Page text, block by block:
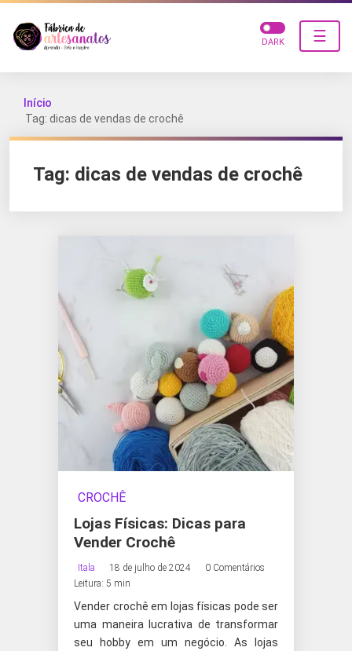
☰
DARK
Início
Tag: dicas de vendas de crochê
Tag: dicas de vendas de crochê
CROCHÊ
Lojas Físicas: Dicas para
Vender Crochê
Itala 18 de julho de 2024
0 Comentários
Leitura: 5 min
Vender crochê em lojas físicas pode ser
uma maneira lucrativa de transformar
seu hobby em um negócio. As lojas